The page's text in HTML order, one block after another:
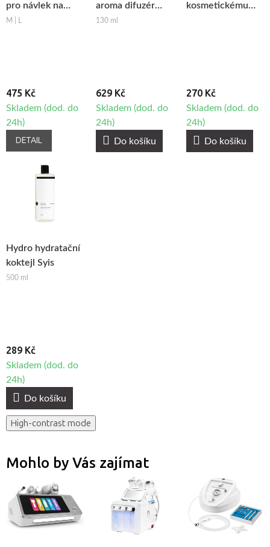
pro návlek na
nohu Fabulo
M | L
475 Kč
Skladem (dod. do
24h)
DETAIL
aroma difuzér
Fabulo Neo
130 ml
629 Kč
Skladem (dod. do
24h)
Do košíku
kosmetickému
270 Kč
Skladem (dod. do
24h)
Do košíku
Hydro hydratační
koktejl Syis
500 ml
289 Kč
Skladem (dod. do
24h)
Do košíku
High-contrast mode
Mohlo by Vás zajímat